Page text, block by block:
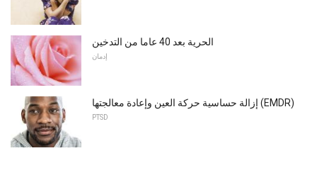
الحرية بعد 40 عاما من التدخين
إدمان
إزالة حساسية حركة العين وإعادة معالجتها (EMDR)
PTSD